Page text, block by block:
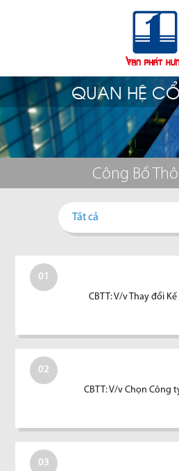
QUAN HỆ
Công Bố
Tất cả
01
CBTT: V/v Thay đổi
02
CBTT: V/v Chọn Công
03